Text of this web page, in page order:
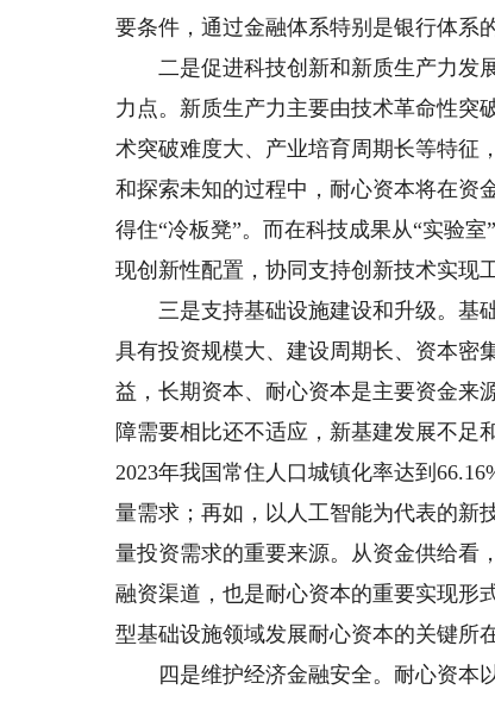
要条件，通过金融体系特别是银行体系
二是促进科技创新和新质生产力发展
力点。新质生产力主要由技术革命性突
术突破难度大、产业培育周期长等特征
和探索未知的过程中，耐心资本将在资
得住“冷板凳”。而在科技成果从“实验
现创新性配置，协同支持创新技术实现
三是支持基础设施建设和升级。基础
具有投资规模大、建设周期长、资本密
益，长期资本、耐心资本是主要资金来
障需要相比还不适应，新基建发展不足
2023年我国常住人口城镇化率达到
量需求；再如，以人工智能为代表的新
量投资需求的重要来源。从资金供给看
融资渠道，也是耐心资本的重要实现形
型基础设施领域发展耐心资本的关键所在
四是维护经济金融安全。耐心资本以